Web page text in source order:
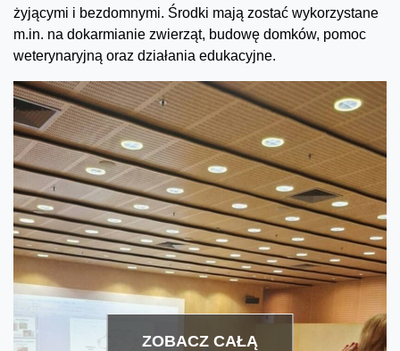
żyjącymi i bezdomnymi. Środki mają zostać wykorzystane
m.in. na dokarmianie zwierząt, budowę domków, pomoc
weterynaryjną oraz działania edukacyjne.
ZOBACZ CAŁĄ